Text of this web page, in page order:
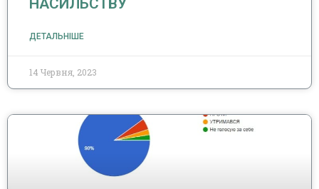
НАСИЛЬСТВУ
ДЕТАЛЬНІШЕ
14 Червня, 2023